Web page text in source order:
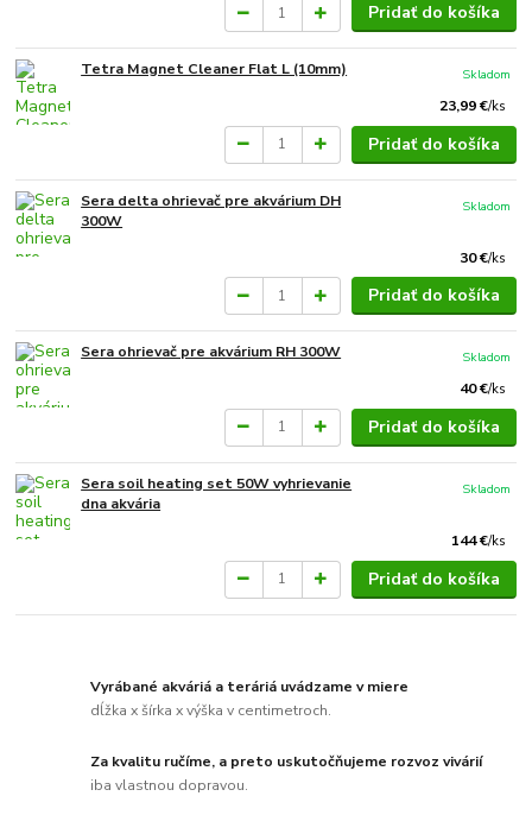
Pridať do košíka
Tetra Magnet Cleaner Flat L (10mm)
23,99 €/ks
Skladom
Pridať do košíka
Sera delta ohrievač pre akvárium DH
300W
30 €/ks
Skladom
Pridať do košíka
Sera ohrievač pre akvárium RH 300W
40 €/ks
Skladom
Pridať do košíka
Sera soil heating set 50W vyhrievanie
dna akvária
144 €/ks
Skladom
Pridať do košíka
Vyrábané akváriá a teráriá uvádzame v miere
dĺžka x šírka x výška v centimetroch.
Za kvalitu ručíme, a preto uskutočňujeme rozvoz vivárií
iba vlastnou dopravou.